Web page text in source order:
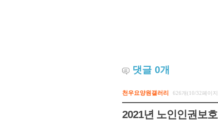
댓글 0개
천우요양원갤러리 626개(10/32페이
2021년 노인인권보